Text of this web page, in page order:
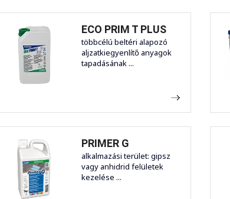
ECO PRIM T PLUS
többcélú beltéri alapozó
aljzatkiegyenlítő anyagok
tapadásának ...
PRIMER G
alkalmazási terület: gipsz
vagy anhidrid felületek
kezelése ...